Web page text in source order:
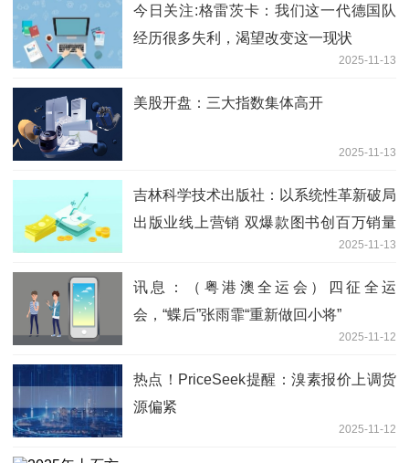
今日关注:格雷茨卡：我们这一代德国队
经历很多失利，渴望改变这一现状
2025-11-13
美股开盘：三大指数集体高开
2025-11-13
吉林科学技术出版社：以系统性革新破局
出版业线上营销 双爆款图书创百万销量
2025-11-13
讯息：（粤港澳全运会）四征全运
会，“蝶后”张雨霏“重新做回小将”
2025-11-12
热点！PriceSeek提醒：溴素报价上调货
源偏紧
2025-11-12